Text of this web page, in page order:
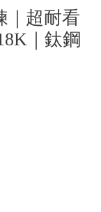
｜超耐看
｜鈦鋼